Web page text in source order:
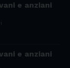
e anziani
e anziani